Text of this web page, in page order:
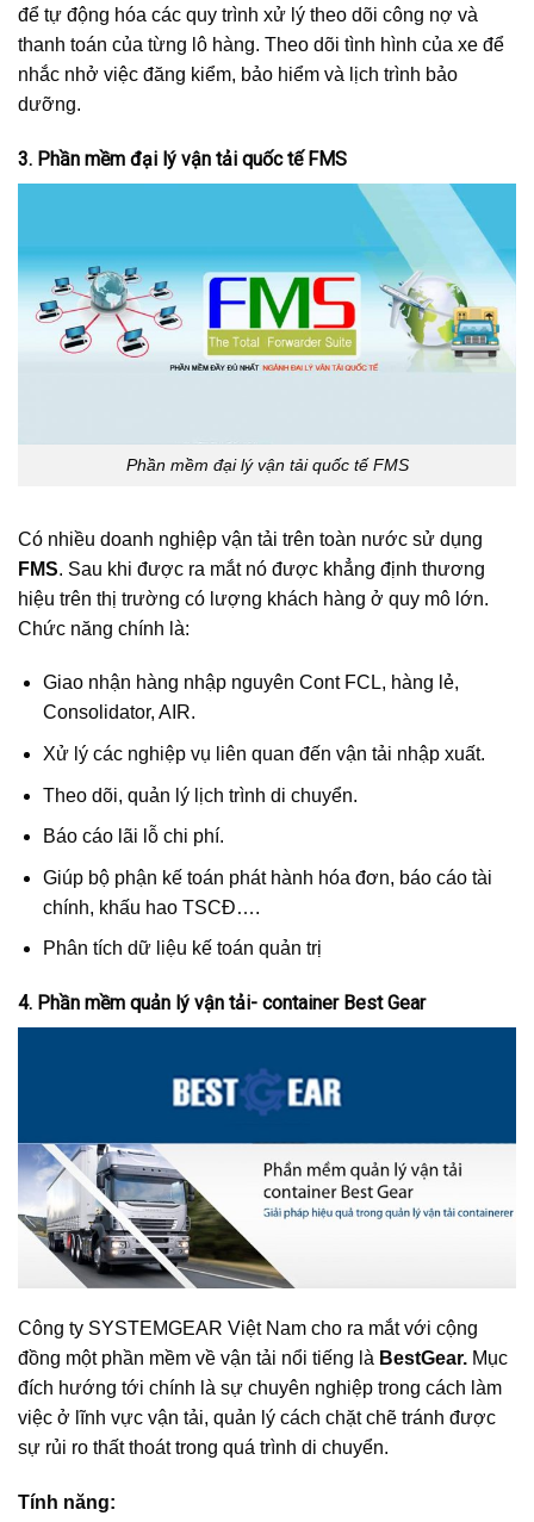
để tự động hóa các quy trình xử lý theo dõi công nợ và
thanh toán của từng lô hàng. Theo dõi tình hình của xe để
nhắc nhở việc đăng kiểm, bảo hiểm và lịch trình bảo
dưỡng.
3. Phần mềm đại lý vận tải quốc tế FMS
Phần mềm đại lý vận tải quốc tế FMS
Có nhiều doanh nghiệp vận tải trên toàn nước sử dụng
FMS. Sau khi được ra mắt nó được khẳng định thương
hiệu trên thị trường có lượng khách hàng ở quy mô lớn.
Chức năng chính là:
Giao nhận hàng nhập nguyên Cont FCL, hàng lẻ,
Consolidator, AIR.
Xử lý các nghiệp vụ liên quan đến vận tải nhập xuất.
Theo dõi, quản lý lịch trình di chuyển.
Báo cáo lãi lỗ chi phí.
Giúp bộ phận kế toán phát hành hóa đơn, báo cáo tài
chính, khấu hao TSCĐ….
Phân tích dữ liệu kế toán quản trị
4. Phần mềm quản lý vận tải- container Best Gear
Công ty SYSTEMGEAR Việt Nam cho ra mắt với cộng
đồng một phần mềm về vận tải nổi tiếng là BestGear. Mục
đích hướng tới chính là sự chuyên nghiệp trong cách làm
việc ở lĩnh vực vận tải, quản lý cách chặt chẽ tránh được
sự rủi ro thất thoát trong quá trình di chuyển.
Tính năng: